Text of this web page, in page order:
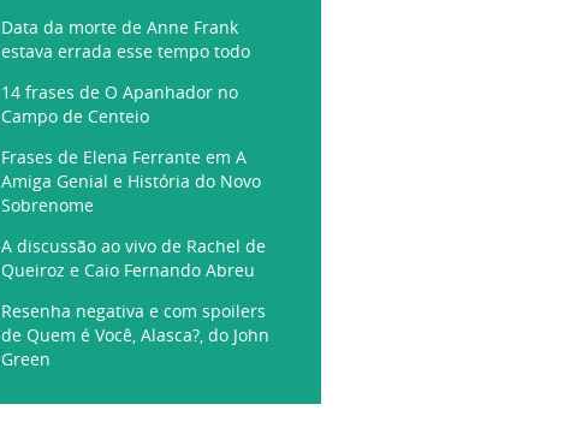
Data da morte de Anne Frank
estava errada esse tempo todo
14 frases de O Apanhador no
Campo de Centeio
Frases de Elena Ferrante em A
Amiga Genial e História do Novo
Sobrenome
A discussão ao vivo de Rachel de
Queiroz e Caio Fernando Abreu
Resenha negativa e com spoilers
de Quem é Você, Alasca?, do John
Green